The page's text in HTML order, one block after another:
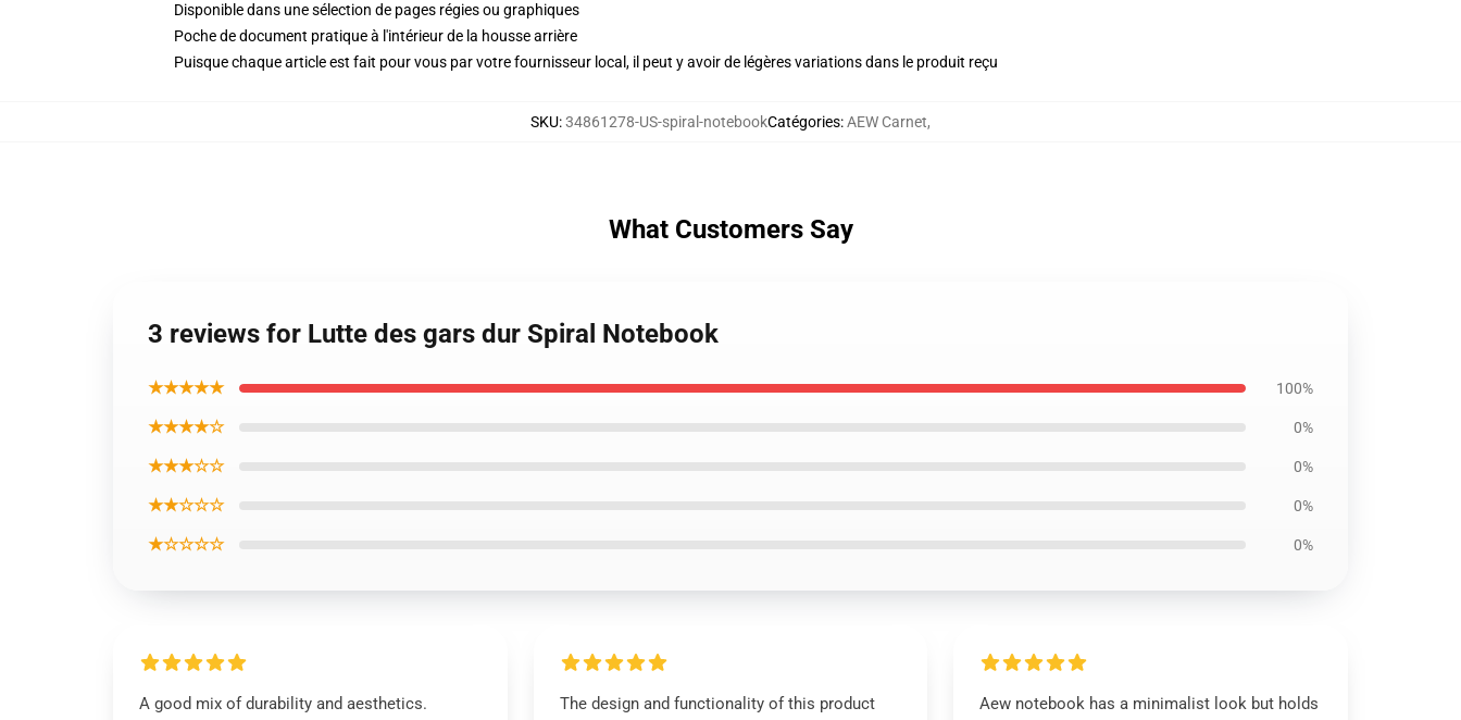
Disponible dans une sélection de pages régies ou graphiques
Poche de document pratique à l'intérieur de la housse arrière
Puisque chaque article est fait pour vous par votre fournisseur local, il peut y avoir de légères variations dans le produit reçu
SKU:34861278-US-spiral-notebookCatégories:AEW Carnet,
What Customers Say
3 reviews for Lutte des gars dur Spiral Notebook
★★★★★ 100%
★★★★☆ 0%
★★★☆☆ 0%
★★☆☆☆ 0%
★☆☆☆☆ 0%
A good mix of durability and aesthetics.
The design and functionality of this product
Aew notebook has a minimalist look but holds